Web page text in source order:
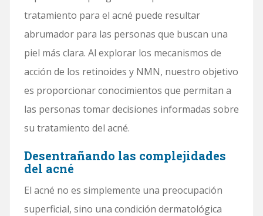
tratamiento para el acné puede resultar
abrumador para las personas que buscan una
piel más clara. Al explorar los mecanismos de
acción de los retinoides y NMN, nuestro objetivo
es proporcionar conocimientos que permitan a
las personas tomar decisiones informadas sobre
su tratamiento del acné.
Desentrañando las complejidades
del acné
El acné no es simplemente una preocupación
superficial, sino una condición dermatológica